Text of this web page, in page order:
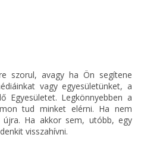
szorul, avagy ha Ön segítene
vagy egyesületünket, a
Egyesületet. Legkönnyebben a
tud minket elérni. Ha nem
újra. Ha akkor sem, utóbb, egy
visszahívni.